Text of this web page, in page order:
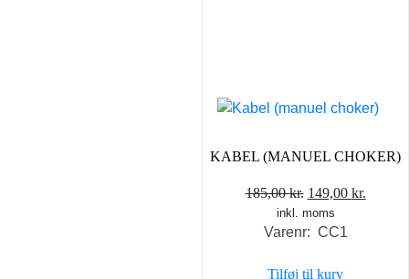
KABEL (MANUEL CHOKER)
185,00kr. Den
oprindelige
pris
149,00 kr.
inkl. moms
Varenr: CC1
Tilføj til kurv